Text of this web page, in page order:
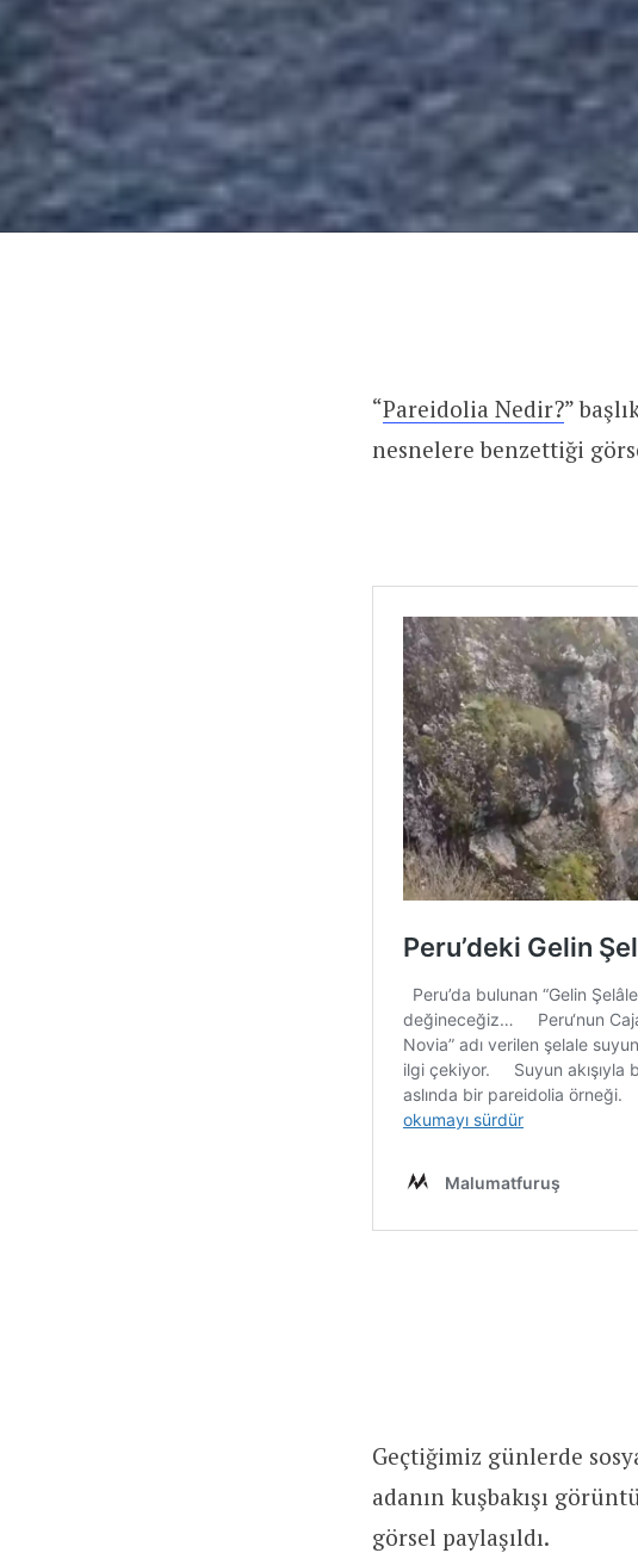
“Pareidolia Nedir?”
nesnelere benzettiği
Geçtiğimiz günlerde
adanın kuşbakışı
görsel paylaşıldı.